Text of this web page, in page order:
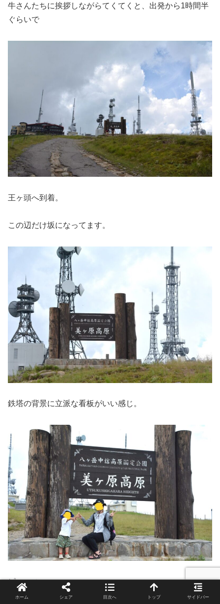
牛さんたちに挨拶しながらてくてくと、出発から1時間半
ぐらいで
王ヶ頭へ到着。
この辺だけ坂になってます。
鉄塔の背景に立派な看板がいい感じ。
ピーース。
ホーム シェア 目次へ トップ サイドバー